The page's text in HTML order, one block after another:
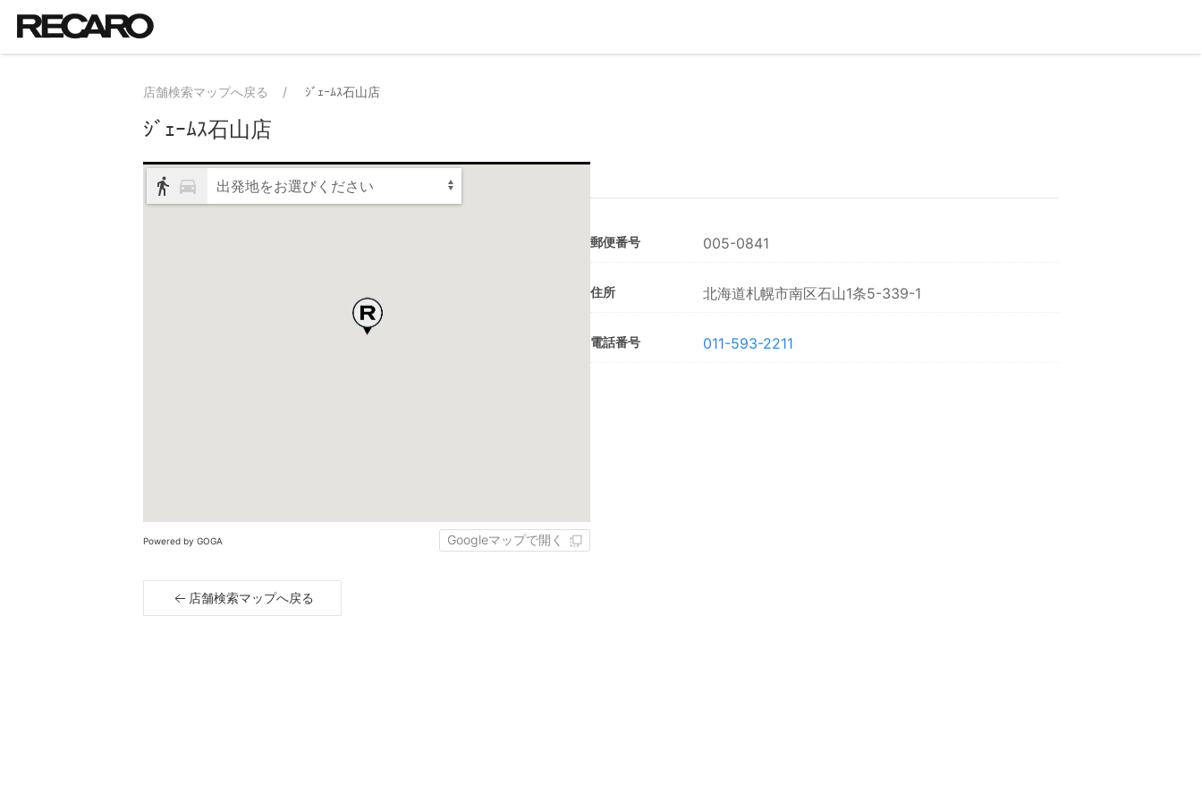
店舗検索マップへ戻る ｼﾞｪｰﾑｽ石山店
ｼﾞｪｰﾑｽ石山店
出発地をお選びください
Powered by GOGA Googleマップで開く
郵便番号 005-0841
住所 北海道札幌市南区石山1条5-339-1
電話番号 011-593-2211
店舗検索マップへ戻る